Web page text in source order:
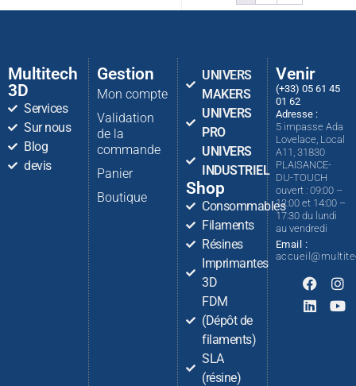
Multitech
3D
Services
Sur nous
Blog
devis
Gestion
Mon compte
Validation
de la
commande
Panier
Boutique
UNIVERS
MAKERS
UNIVERS
PRO
UNIVERS
INDUSTRIEL
Shop
Consommables
Filaments
Résines
Imprimantes
3D
FDM
(Dépôt de
filaments)
SLA
(résine)
Venir
(+33) 05 61 45
01 62
Adresse :
5 impasse Ada
Lovelace, Local
A11, 31830
PLAISANCE-
DU-TOUCH
ouvert : 09:00 –
12:00 et 14:00 –
17:30 du lundi
au vendredi
Email :